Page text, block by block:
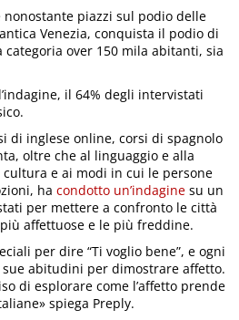
piazzi sul podio delle
Venezia, conquista il podio di
over 150 mila abitanti, sia
il 64% degli intervistati
di inglese online, corsi di spagnolo
oltre che al linguaggio e alla
e ai modi in cui le persone
ha condotto un’indagine su un
per mettere a confronto le città
affettuose e le più freddine.
per dire “Ti voglio bene”, e ogni
abitudini per dimostrare affetto.
di esplorare come l’affetto prende
spiega Preply.